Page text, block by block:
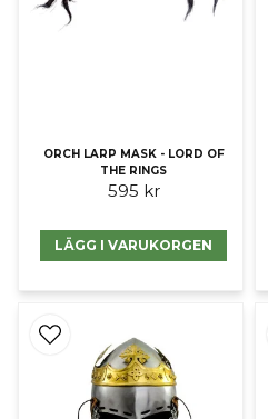
ORCH LARP MASK - LORD OF
THE RINGS
595 kr
LÄGG I VARUKORGEN